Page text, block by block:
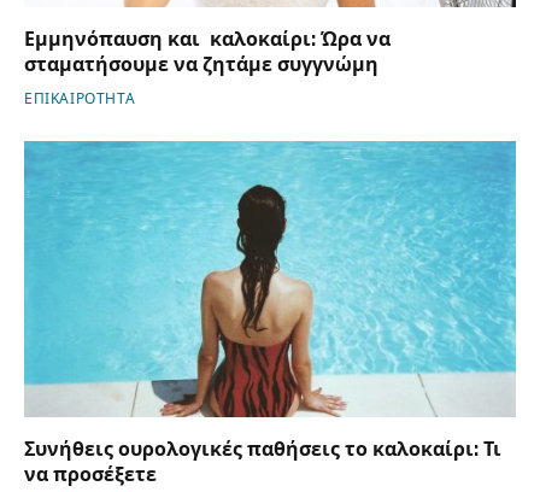
Εμμηνόπαυση και καλοκαίρι: Ώρα να
σταματήσουμε να ζητάμε συγγνώμη
ΕΠΙΚΑΙΡΟΤΗΤΑ
Συνήθεις ουρολογικές παθήσεις το καλοκαίρι: Τι
να προσέξετε